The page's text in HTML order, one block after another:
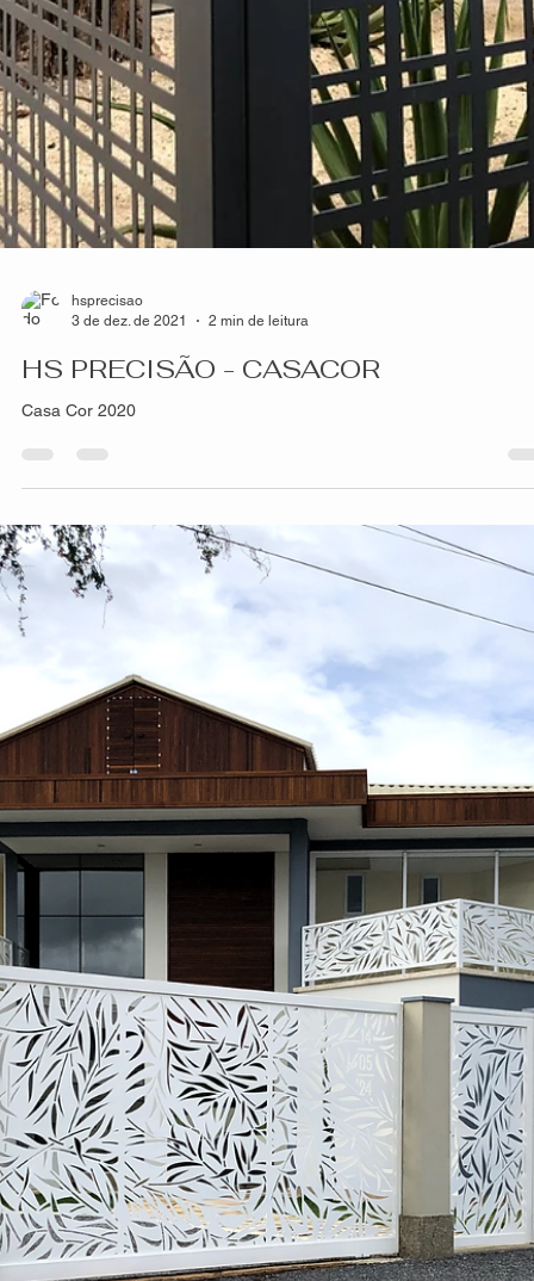
hsprecisao
3 de dez. de 2021
2 min de leitura
HS PRECISÃO - CASACOR
Casa Cor 2020